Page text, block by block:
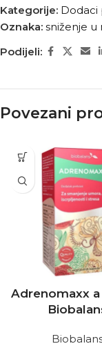
Kategorije: Dodaci
Oznaka: sniženje u
Podijeli:
Povezani
Adrenomaxx a